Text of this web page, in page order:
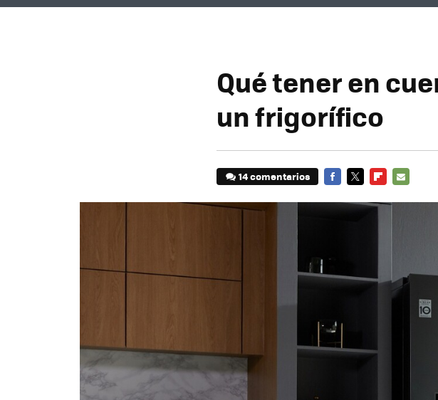
Qué tener en
un frigorífico
14 comentarios